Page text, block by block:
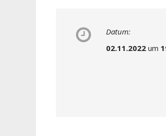
Datum:
02.11.2022 um